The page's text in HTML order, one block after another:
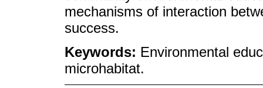
mechanisms of interaction
success.
Keywords: Environmental
microhabitat.